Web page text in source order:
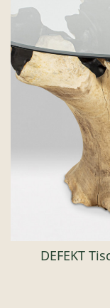
DEFEKT